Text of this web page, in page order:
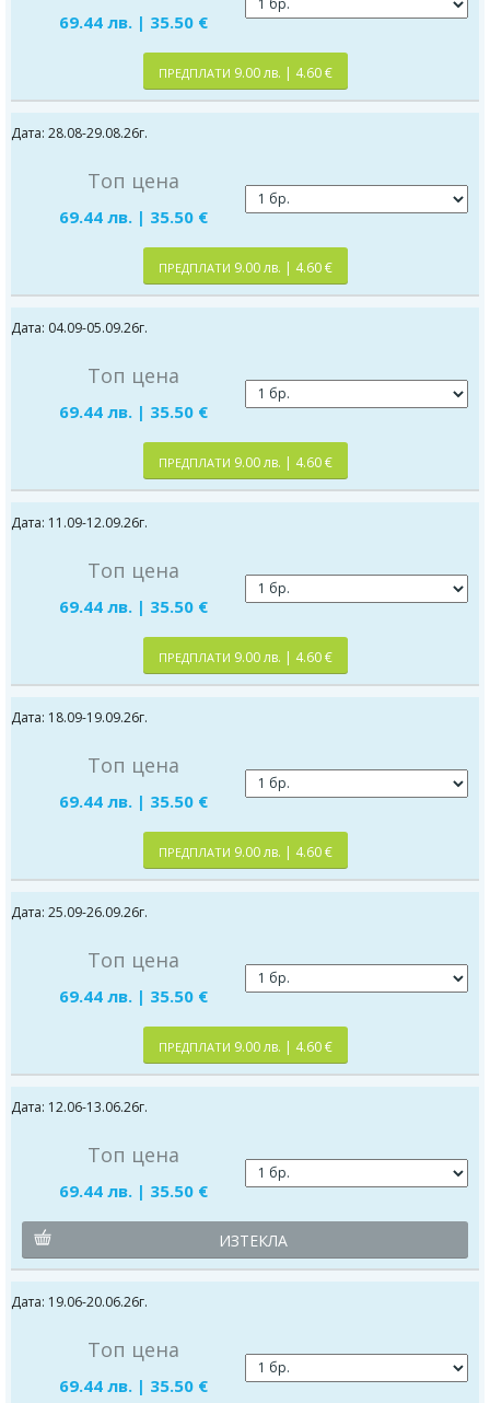
69.44 лв. | 35.50 €
ПРЕДПЛАТИ 9.00 лв. | 4.60 €
Дата: 28.08-29.08.26г.
Топ цена
69.44 лв. | 35.50 €
ПРЕДПЛАТИ 9.00 лв. | 4.60 €
Дата: 04.09-05.09.26г.
Топ цена
69.44 лв. | 35.50 €
ПРЕДПЛАТИ 9.00 лв. | 4.60 €
Дата: 11.09-12.09.26г.
Топ цена
69.44 лв. | 35.50 €
ПРЕДПЛАТИ 9.00 лв. | 4.60 €
Дата: 18.09-19.09.26г.
Топ цена
69.44 лв. | 35.50 €
ПРЕДПЛАТИ 9.00 лв. | 4.60 €
Дата: 25.09-26.09.26г.
Топ цена
69.44 лв. | 35.50 €
ПРЕДПЛАТИ 9.00 лв. | 4.60 €
Дата: 12.06-13.06.26г.
Топ цена
69.44 лв. | 35.50 €
ИЗТЕКЛА
Дата: 19.06-20.06.26г.
Топ цена
69.44 лв. | 35.50 €